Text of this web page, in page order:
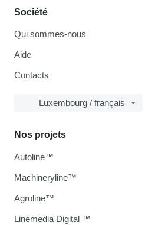
Société
Qui sommes-nous
Aide
Contacts
Luxembourg / français
Nos projets
Autoline™
Machineryline™
Agroline™
Linemedia Digital ™